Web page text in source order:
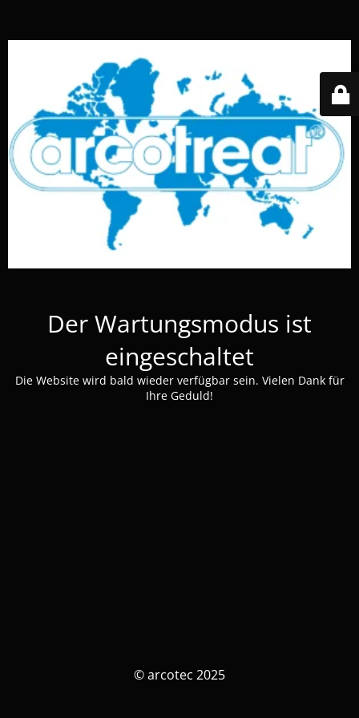
Der Wartungsmodus ist
eingeschaltet
Die Website wird bald wieder verfügbar sein. Vielen Dank für
Ihre Geduld!
© arcotec 2025